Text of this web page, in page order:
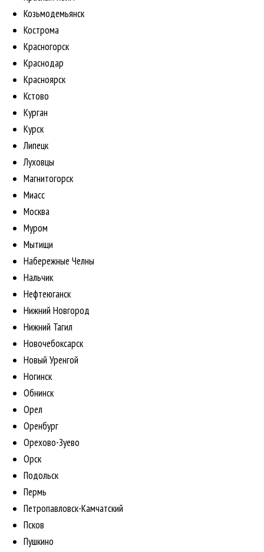
Козьмодемьянск
Кострома
Красногорск
Краснодар
Красноярск
Кстово
Курган
Курск
Липецк
Луховцы
Магнитогорск
Миасс
Москва
Муром
Мытищи
Набережные Челны
Нальчик
Нефтеюганск
Нижний Новгород
Нижний Тагил
Новочебоксарск
Новый Уренгой
Ногинск
Обнинск
Орел
Оренбург
Орехово-Зуево
Орск
Подольск
Пермь
Петропавловск-Камчатский
Псков
Пушкино